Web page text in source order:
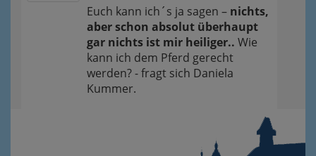
Euch kann ich´s ja sagen – nichts,
aber schon absolut überhaupt
gar nichts ist mir heiliger.. Wie
kann ich dem Pferd gerecht
werden? - fragt sich Daniela
Kummer.